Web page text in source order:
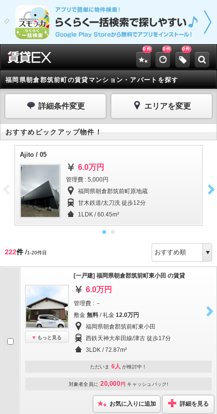
0 件 0件 0件
福岡県朝倉郡筑前町の賃貸マンション・アパートを探す
詳細条件変更 エリアを変更
おすすめピックアップ物件！
Ajito / 05
6.0万円
管理費 : 5,000円
福岡県朝倉郡筑前町原地蔵
甘木鉄道/太刀洗 徒歩12分
1LDK / 60.45m²
222件/1-20件目
もっと見る
[一戸建] 福岡県朝倉郡筑前町東小田 の賃貸
6.0万円
管理費 : －
敷金 無料 / 礼金 12.0万円
福岡県朝倉郡筑前町東小田
西鉄天神大牟田線/津古 徒歩17分
3LDK / 72.87m²
ただいま 6人 が検討中！
対象者全員に 20,000 円 キャッシュバック!
お気に入りに追加 詳細を見る